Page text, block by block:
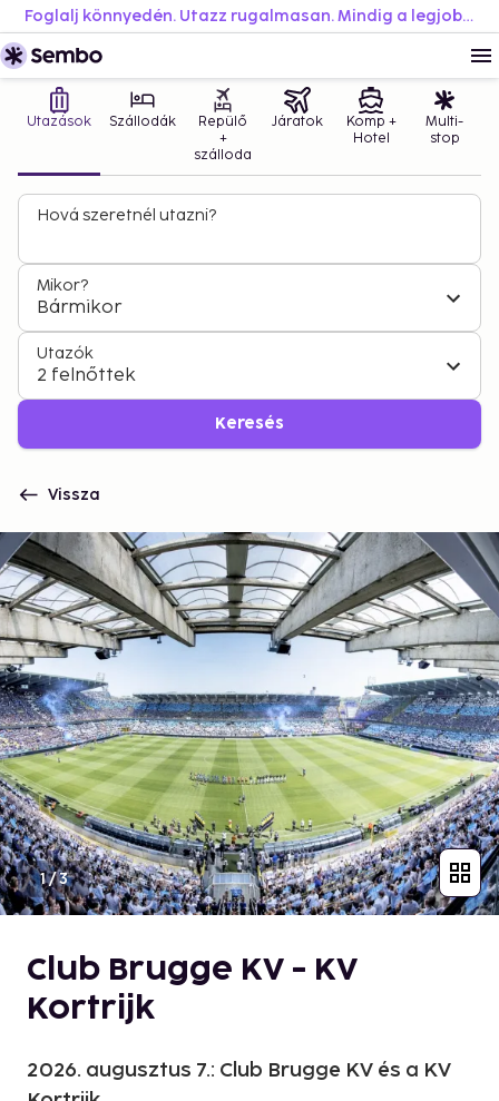
Foglalj könnyedén. Utazz rugalmasan. Mindig a legjobb áron.
Utazások Szállodák
Repülő
+
szálloda
Járatok
Komp +
Hotel
Multi-
stop
Hová szeretnél utazni?
Mikor?
Bármikor
Utazók
2 felnőttek
Keresés
Vissza
1/3
Club Brugge KV - KV
Kortrijk
2026. augusztus 7.: Club Brugge KV és a KV